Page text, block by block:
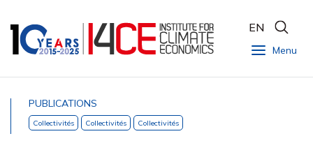
Menu
EN
PUBLICATIONS
Collectivités Collectivités Collectivités